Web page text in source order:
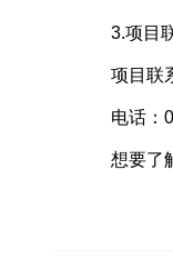
3.项目联
项目联系
电话：
想要了解